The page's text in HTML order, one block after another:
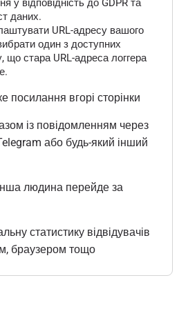
у відповідність до GDPR та
даних.
URL-адресу вашого
один з доступних
що стара URL-адреса логгера
посилання вгорі сторінки
із повідомленням через
або будь-який інший
людина перейде за
статистику відвідувачів
браузером тощо